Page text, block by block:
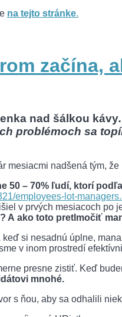
na tejto stránke.
začína,
nad šálkou kávy
problémoch sa
mesiacmi nadšená tým,
50 – 70% ľudí, ktorí
employees-lot-
v prvých mesiacoch
A ako toto pretlmočiť
keď si nesadnú úplne,
v inom prostredí
presne zistiť. Keď
mnohé.
s ňou, aby sa odhalili